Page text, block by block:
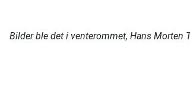
Bilder ble det i venterommet, Hans Morten